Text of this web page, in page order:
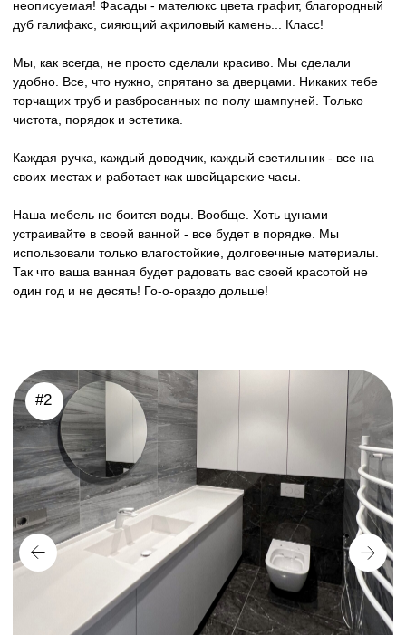
В санузле тоже должно быть уютно и функционально.
Вот, например, здесь мы всё продумали так, чтобы утром не
раздражали мелочи, а вечером можно было максимально
расслабиться.
- Столешница из акрилового камня Hi-Macs LG с
интегрированной раковиной — без стыков и щелей, сплошная
эстетика.
- Фасады из акрила, суперглянец от "Первой фабрики
фасадов" — белоснежные, гладкие и простые в уходе.
- Ниша над инсталляцией со встроенными полками —
использовали каждый сантиметр пространства.
- В шкафу спряталась целая прачечная: стиралка и сушилка
идеально встали за аккуратными фасадами.
- Фурнитура Blum — работает тихо и плавно.
инсталляцией